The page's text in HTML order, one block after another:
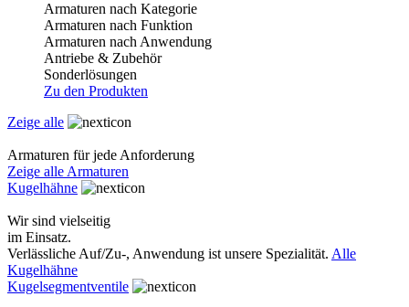
Armaturen nach Kategorie
Armaturen nach Funktion
Armaturen nach Anwendung
Antriebe & Zubehör
Sonderlösungen
Zu den Produkten
Zeige alle
Armaturen für jede Anforderung
Zeige alle Armaturen
Kugelhähne
Wir sind vielseitig
im Einsatz.
Verlässliche Auf/Zu-, Anwendung ist unsere Spezialität. Alle
Kugelhähne
Kugelsegmentventile